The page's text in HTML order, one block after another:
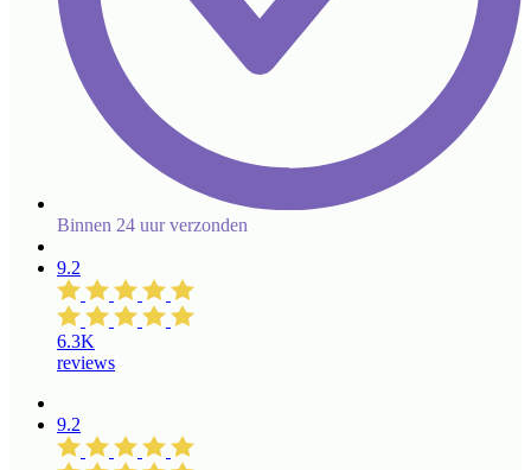
Binnen 24 uur verzonden
9.2
6.3K
reviews
9.2